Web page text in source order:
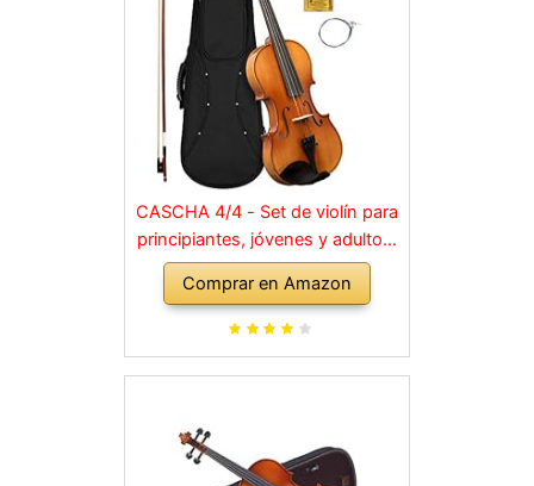
CASCHA 4/4 - Set de violín para
principiantes, jóvenes y adultos,
violín macizo con arco, colofonia,
cuerdas de repuesto, soporte
para hombro, maletín, abeto
Comprar en Amazon